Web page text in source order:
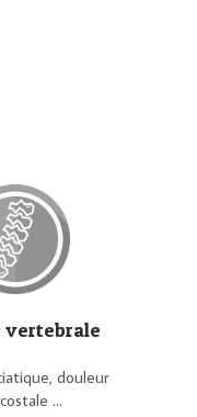
vertebrale
douleur
...